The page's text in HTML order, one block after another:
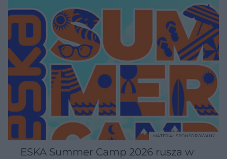
ESKA Summer Camp 2026 rusza w
MATERIAŁ SPONSOROWANY